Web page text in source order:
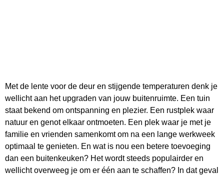
Met de lente voor de deur en stijgende temperaturen denk je
wellicht aan het upgraden van jouw buitenruimte. Een tuin
staat bekend om ontspanning en plezier. Een rustplek waar
natuur en genot elkaar ontmoeten. Een plek waar je met je
familie en vrienden samenkomt om na een lange werkweek
optimaal te genieten. En wat is nou een betere toevoeging
dan een buitenkeuken? Het wordt steeds populairder en
wellicht overweeg je om er één aan te schaffen? In dat geval